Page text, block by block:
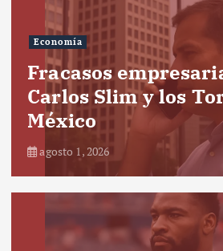
Economía
Fracasos
Carlos Slim y los
México
agosto 1, 2026